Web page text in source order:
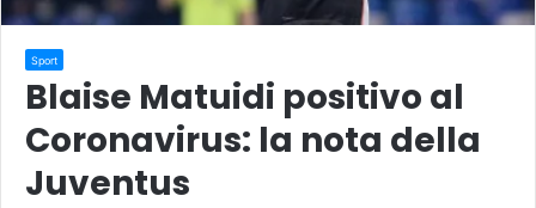
Sport
Blaise Matuidi positivo al
Coronavirus: la nota della
Juventus